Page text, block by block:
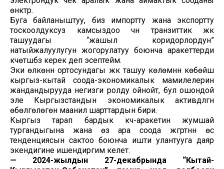
өнүктүрүү.
Буга байланыштуу, биз импортту жана экспортту
тоскоолдуксуз камсыздоо үчүн транзиттик жүк
ташуудагы “жашыл коридорлордун”
натыйжалуулугун жогорулатуу боюнча аракеттерди
күчөтүшүбүз керек деп эсептейм.
Эки өлкөнүн ортосундагы жүк ташуу көлөмүнүн көбөйүшү
кыргыз-кытай соода-экономикалык мамилелерин
жандандырууда негизги ролду ойнойт, бул ошондой
эле Кыргызстандын экономикалык активдүүлүгүн
өбөлгөлөгөн маанилүү шарттардын бири.
Кыргыз тарап бардык күч-аракетин жумшай
тургандыгына жана өз ара соода жүгүртүүнүн өсүү
тенденциясын сактоо боюнча ишти улантууга даяр
экендигине ишендиргим келет.
— 2024-жылдын 27-декабрында “Кытай-